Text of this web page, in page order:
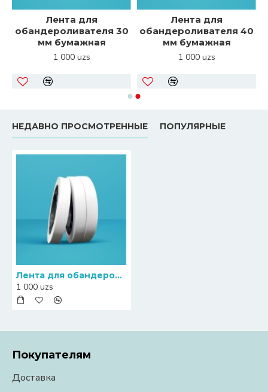
Лента для
обандероливателя 30
мм бумажная
1 000 uzs
Лента для
обандероливателя 40
мм бумажная
1 000 uzs
НЕДАВНО ПРОСМОТРЕННЫЕ ПОПУЛЯРНЫЕ
Лента для обандероливателя 20 мм бумажная
1 000 uzs
Покупателям
Доставка